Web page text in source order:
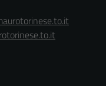
sono necessari
il